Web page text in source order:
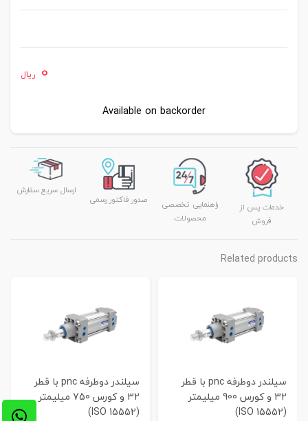
0 ریال
Available on backorder
خدمات پس از
فروش
راهنمایی تخصصی
محصولات
صدور فاکتور رسمی
ارسال سریع سفارش
Related products
سیلندر دوطرفه pnc با قطر
32 و کورس 900 میلیمتر
(ISO 15552)
سیلندر دوطرفه pnc با قطر
32 و کورس 750 میلیمتر
(ISO 15552)